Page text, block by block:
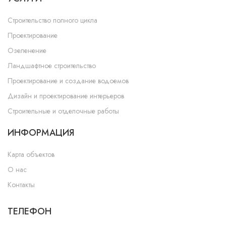
Строительство полного цикла
Проектирование
Озеленение
Ландшафтное строительство
Проектирование и создание водоемов
Дизайн и проектирование интерьеров
Строительные и отделочные работы
ИНФОРМАЦИЯ
Карта объектов
О нас
Контакты
ТЕЛЕФОН